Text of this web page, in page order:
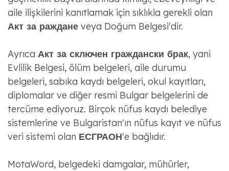
aile ilişkilerini kanıtlamak için sıklıkla gerekli olan
Акт за ражданеveya Doğum Belgesi'dir.
Ayrıca Акт за сключен граждански брак, yani
Evlilik Belgesi, ölüm belgeleri, aile durumu
belgeleri, sabıka kaydı belgeleri, okul kayıtları,
diplomalar ve diğer resmi Bulgar belgelerini de
tercüme ediyoruz. Birçok nüfus kaydı belediye
sistemlerine ve Bulgaristan'ın nüfus kayıt ve nüfus
veri sistemi olan ЕСГРАОН'e bağlıdır.
MotaWord, belgedeki damgalar, mühürler,